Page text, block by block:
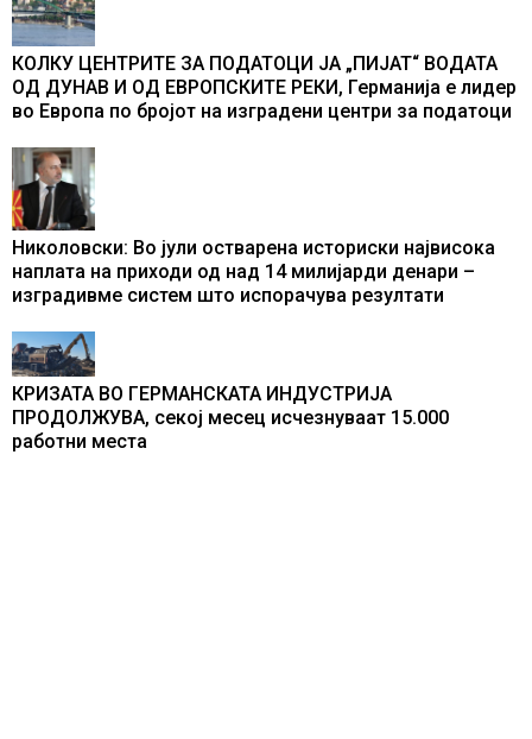
КОЛКУ ЦЕНТРИТЕ ЗА ПОДАТОЦИ ЈА „ПИЈАТ“ ВОДАТА
ОД ДУНАВ И ОД ЕВРОПСКИТЕ РЕКИ, Германија е лидер
во Европа по бројот на изградени центри за податоци
Николовски: Во јули остварена историски највисока
наплата на приходи од над 14 милијарди денари –
изградивме систем што испорачува резултати
КРИЗАТА ВО ГЕРМАНСКАТА ИНДУСТРИЈА
ПРОДОЛЖУВА, секој месец исчезнуваат 15.000
работни места